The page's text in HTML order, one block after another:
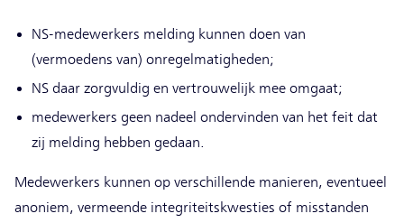
NS-medewerkers melding kunnen doen van
(vermoedens van) onregelmatigheden;
NS daar zorgvuldig en vertrouwelijk mee omgaat;
medewerkers geen nadeel ondervinden van het feit dat
zij melding hebben gedaan.
Medewerkers kunnen op verschillende manieren, eventueel
anoniem, vermeende integriteitskwesties of misstanden